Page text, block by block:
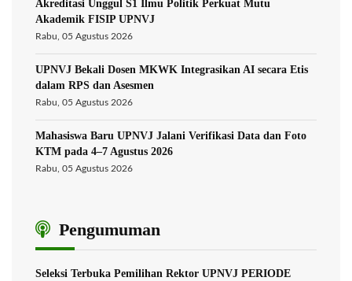
Akreditasi Unggul S1 Ilmu Politik Perkuat Mutu
Akademik FISIP UPNVJ
Rabu, 05 Agustus 2026
UPNVJ Bekali Dosen MKWK Integrasikan AI secara Etis
dalam RPS dan Asesmen
Rabu, 05 Agustus 2026
Mahasiswa Baru UPNVJ Jalani Verifikasi Data dan Foto
KTM pada 4–7 Agustus 2026
Rabu, 05 Agustus 2026
Pengumuman
Seleksi Terbuka Pemilihan Rektor UPNVJ PERIODE